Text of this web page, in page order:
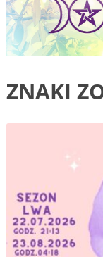
ZNAKI